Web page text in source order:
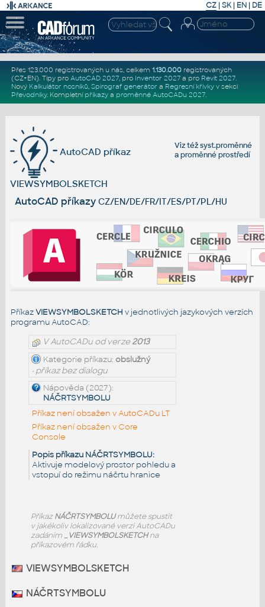
CZ | SK| EN | DE
Přes 123.000 registrovaných u nás, celkem 1.130.000registrovaných
(CZ+EN). Tipy pro AutoCAD 2027, pro Inventor 2027a pro Revit 2027.
Nový Kalkulátor nosníků, Spirograf generátor a Regresní křivkyv sekci
Převodníky. Kompletní příkazya proměnné AutoCADu 2027.
Viz téžsyst.proměnné
aproměnné prostředí
AutoCAD příkaz
VIEWSYMBOLSKETCH
AutoCAD příkazy CZ/EN/DE/FR/IT/ES/PT/PL/HU
PříkazVIEWSYMBOLSKETCH v jednotlivých jazykových verzích
programu AutoCAD:
V AutoCADu od verze2013
Kategorie příkazu: obslužný
• příkaz bez dialogu
Nápověda (2027):
NÁČRTSYMBOLU
Příkaz není obsažen v AutoCADu LT
Příkaz není obsažen v Core
Console
Popis příkazu NÁČRTSYMBOLU:
Aktivuje modelový prostor pohledu a
vstopuí do režimu náčrtu hranice
PříkazNÁČRTSYMBOLUmůžete spustit
v jakékoliv lokalizované verzi AutoCADu
zadáním _VIEWSYMBOLSKETCHna
příkazovém řádku.
VIEWSYMBOLSKETCH
NÁČRTSYMBOLU